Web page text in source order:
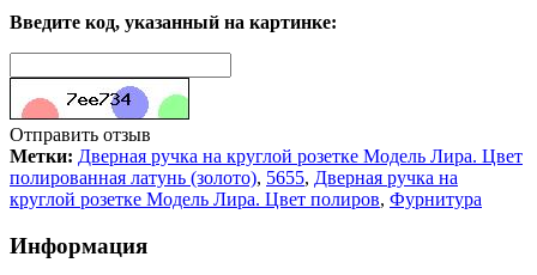
Введите код, указанный на картинке:
Отправить отзыв
Метки: Дверная ручка на круглой розетке Модель Лира. Цвет
полированная латунь (золото), 5655, Дверная ручка на
круглой розетке Модель Лира. Цвет полиров, Фурнитура
Информация